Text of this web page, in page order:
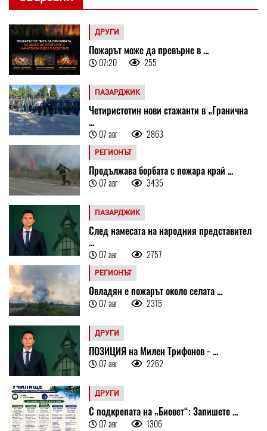
ДРУГИ
Пожарът може да превърне в ...
07:20 255
ПАЗАРДЖИК
Четиристотин нови стажанти в „Гранична
...
07 авг 2863
РЕГИОНЪТ
Продължава борбата с пожара край ...
07 авг 3435
ПАЗАРДЖИК
След намесата на народния представител
...
07 авг 2757
РЕГИОНЪТ
Овладян е пожарът около селата ...
07 авг 2315
ДРУГИ
ПОЗИЦИЯ на Милен Трифонов - ...
07 авг 2262
ДРУГИ
С подкрепата на „Биовет“: Запишете ...
07 авг 1306